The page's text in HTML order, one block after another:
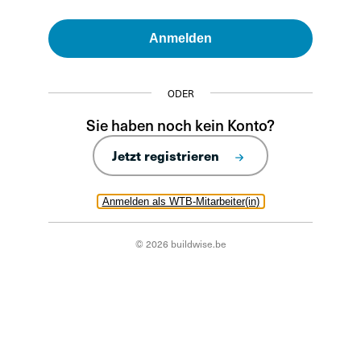
Anmelden als WTB-Mitarbeiter(in)
Anmelden
ODER
Sie haben noch kein Konto?
Jetzt registrieren
© 2026 buildwise.be